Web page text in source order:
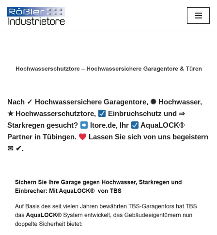
Zum
Nach ✓ Hochwassersichere Garagentore, ✺ Hochwasser,
★ Hochwasserschutztore,
Einbruchschutz und ⇒
Starkregen gesucht?
Itore.de, Ihr
AquaLOCK®
Partner in Tübingen.
Lassen Sie sich von uns begeistern
✉ ✔.